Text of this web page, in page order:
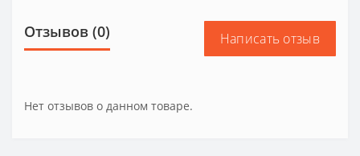
Отзывов (0) Написать отзыв
Нет отзывов о данном товаре.